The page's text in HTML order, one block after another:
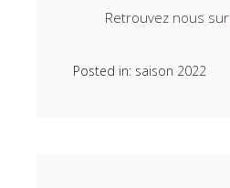
Retrouvez nous sur
Posted in: saison 2022